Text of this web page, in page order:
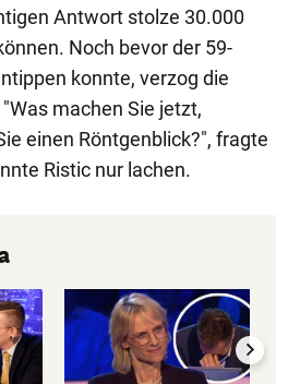
Antwort stolze 30.000
Noch bevor der 59-
konnte, verzog die
machen Sie jetzt,
einen Röntgenblick?", fragte
Ristic nur lachen.